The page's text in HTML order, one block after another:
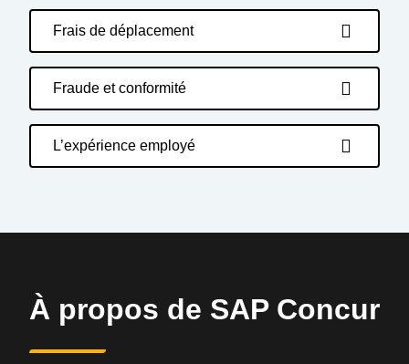
Frais de déplacement
Fraude et conformité
L’expérience employé
À propos de SAP Concur